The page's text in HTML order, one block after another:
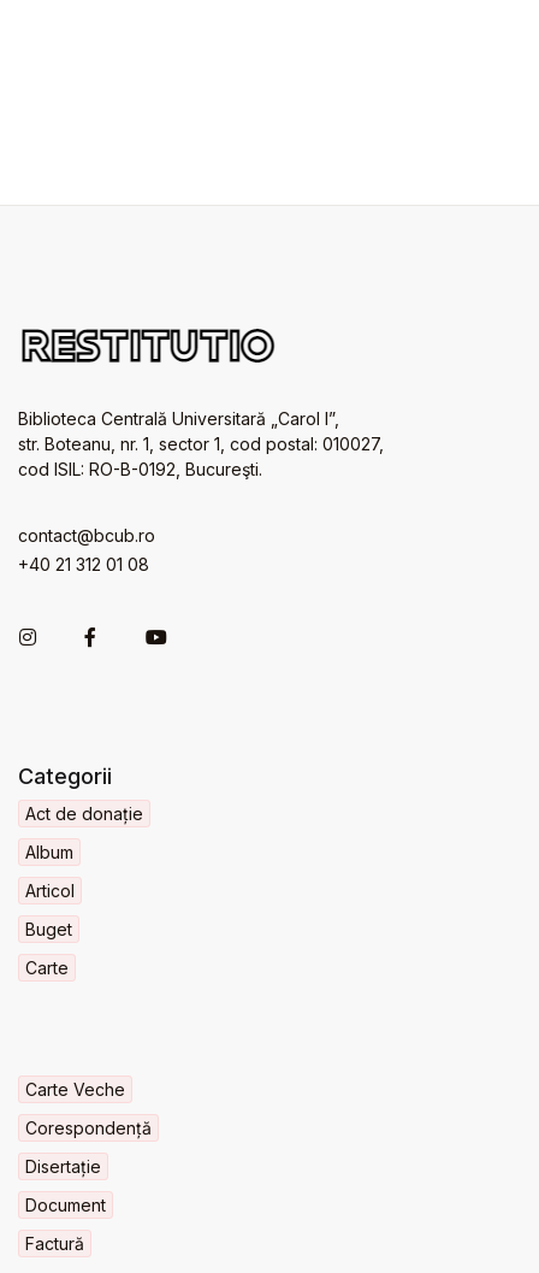
Biblioteca Centrală Universitară „Carol I”,
str. Boteanu, nr. 1, sector 1, cod postal: 010027,
cod ISIL: RO-B-0192, Bucureşti.
contact@bcub.ro
+40 21 312 01 08
Categorii
Act de donație
Album
Articol
Buget
Carte
Carte Veche
Corespondență
Disertație
Document
Factură